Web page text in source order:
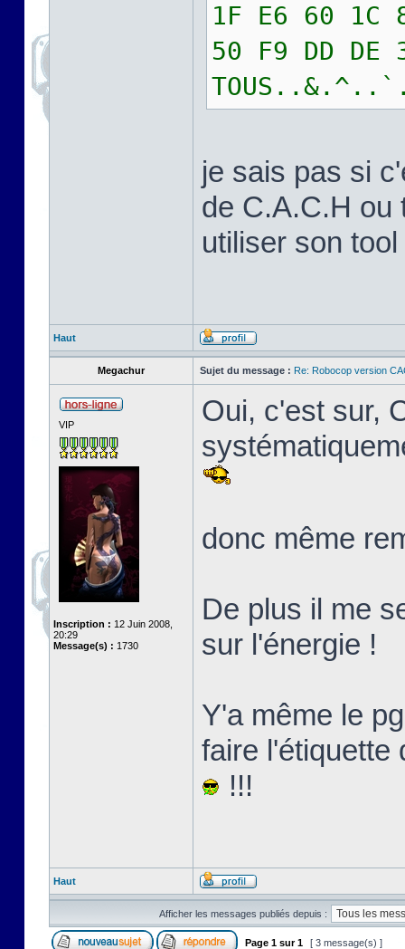
1F E6 60 1C
50 F9 DD DE
je sais pas si
de C.A.C.H ou
utiliser son tool
Haut
Megachur Sujet du message : Re: Robocop version
VIP
Inscription : 12 Juin 2008,
20:29
Message(s) : 1730
Oui, c'est sur,
donc même
De plus il me
sur l'énergie !
Y'a même le
faire l'étiquette
!!!
Haut
Afficher les messages publiés depuis :
Page 1 sur1 [ 3 message(s) ]